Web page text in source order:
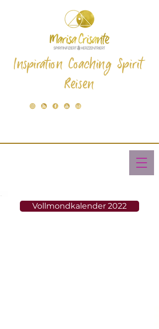
Inspiration Coaching Spirit
Reisen
Vollmondkalender 2022